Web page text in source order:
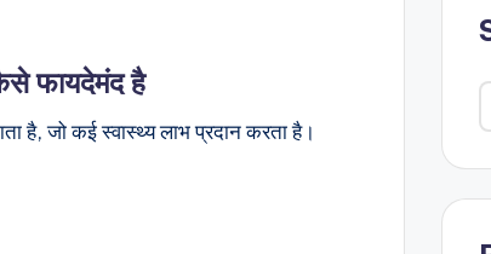
फायदेमंद है
है, जो कई स्वास्थ्य लाभ प्रदान करता है।